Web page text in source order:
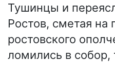
Тушинцы и
Ростов, сметая на
ростовского
ломились в собор,